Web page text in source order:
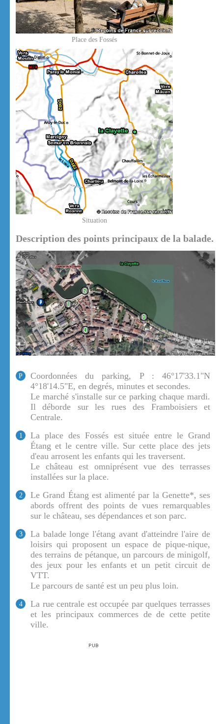
Place des Fossés
Situation
Description des points principaux de la balade.
P
Coordonnées du parking, P : 46°17'33.1"N
4°18'14.5"E, en degrés, minutes et secondes.
Le marché s'installe sur ce parking chaque mardi.
Il déborde sur les rues des Framboisiers et
Centrale.
1
La place des Fossés est située entre le Grand
Étang et le centre ville. Sur cette place des jets
d'eau arrosent les enfants qui les traversent.
Le château est omniprésent vue des terrasses
installées sur la place.
2
Le Grand Étang est alimenté par la Genette*, ses
abords offrent des points de vues remarquables
sur le château, ses dépendances et son parc.
3
La balade longe l'étang avant d'atteindre l'aire de
loisirs qui proposent un espace de pique-nique,
des terrains de pétanque, un parcours de minigolf,
des jeux pour les enfants et un petit circuit de
VTT.
Le parcours de santé est un peu plus loin.
4
La rue centrale est occupée par quelques terrasses
et les principaux commerces de de cette petite
ville.